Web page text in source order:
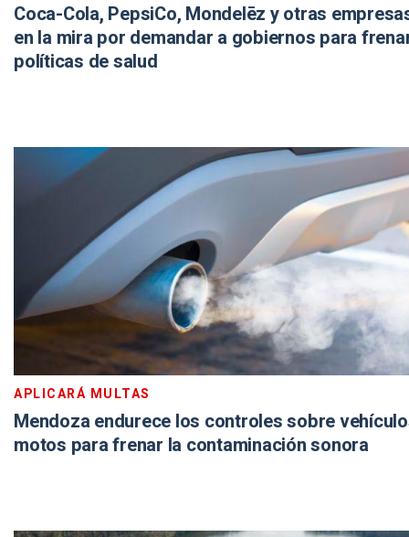
Coca-Cola, PepsiCo, Mondelēz y otras
en la mira por demandar a gobiernos para
políticas de salud
APLICARÁ MULTAS
Mendoza endurece los controles sobre
motos para frenar la contaminación sonora